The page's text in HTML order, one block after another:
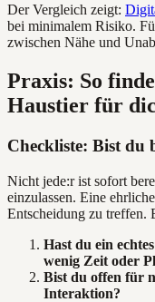
Der Vergleich zeigt:
bei minimalem Risiko.
zwischen Nähe und
Praxis: So
Haustier für
Checkliste: Bist du
Nicht jede:r ist sofort
einzulassen. Eine
Entscheidung zu treffen.
Hast du ein
wenig Zeit oder
Bist du offen für
Interaktion?